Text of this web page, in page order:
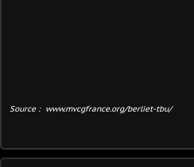
Source : www.mvcgfrance.org/berliet-tbu/